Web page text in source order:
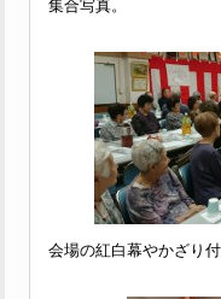
集合写真。
会場の紅白幕やかざり